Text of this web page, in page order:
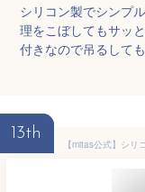
シリコン製でシンプ
理をこぼしてもサッ
付きなので吊るして
13th